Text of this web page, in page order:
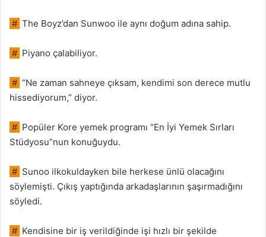
# The Boyz’dan Sunwoo ile aynı doğum adına sahip.
# Piyano çalabiliyor.
# “Ne zaman sahneye çıksam, kendimi son derece mutlu
hissediyorum,” diyor.
# Popüler Kore yemek programı “En İyi Yemek Sırları
Stüdyosu”nun konuğuydu.
# Sunoo ilkokuldayken bile herkese ünlü olacağını
söylemişti. Çıkış yaptığında arkadaşlarının şaşırmadığını
söyledi.
# Kendisine bir iş verildiğinde işi hızlı bir şekilde